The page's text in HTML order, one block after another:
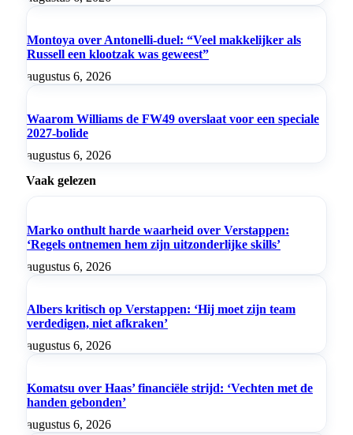
Montoya over Antonelli-duel: “Veel makkelijker als
Russell een klootzak was geweest”
augustus 6, 2026
Waarom Williams de FW49 overslaat voor een speciale
2027-bolide
augustus 6, 2026
Vaak gelezen
Marko onthult harde waarheid over Verstappen:
‘Regels ontnemen hem zijn uitzonderlijke skills’
augustus 6, 2026
Albers kritisch op Verstappen: ‘Hij moet zijn team
verdedigen, niet afkraken’
augustus 6, 2026
Komatsu over Haas’ financiële strijd: ‘Vechten met de
handen gebonden’
augustus 6, 2026